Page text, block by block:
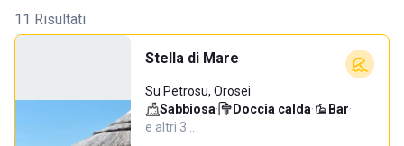
11 Risultati
Stella di Mare
Su Petrosu, Orosei
Sabbiosa· Doccia calda· Bar·
e altri 3…